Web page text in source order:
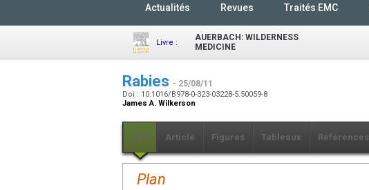
Actualités Revues Traités EMC
Livre :
AUERBACH: WILDERNESS
MEDICINE
Rabies - 25/08/11
Doi : 10.1016/B978-0-323-03228-5.50059-8
James A. Wilkerson
PDF Article Figures Tableaux Références
Plan